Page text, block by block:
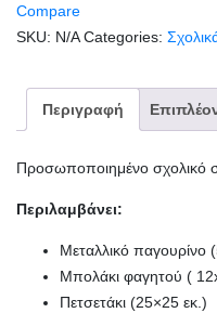
πετσετούλα
για
νηπιαγωγείο
με
ποσότητα
Compare
SKU: N/A Categories:
Περιγραφή
Προσωποποιημένο σχολικό
Περιλαμβάνει:
Μεταλλικό παγουρίνο
Μπολάκι φαγητού (
Πετσετάκι (25×25 εκ.)